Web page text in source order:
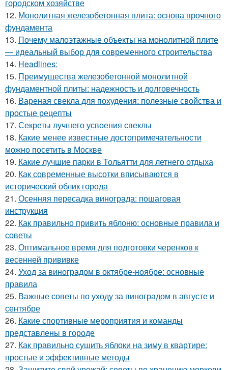
городском хозяйстве
12. Монолитная железобетонная плита: основа прочного
фундамента
13. Почему малоэтажные объекты на монолитной плите
— идеальный выбор для современного строительства
14. Headlines:
15. Преимущества железобетонной монолитной
фундаментной плиты: надежность и долговечность
16. Вареная свекла для похудения: полезные свойства и
простые рецепты
17. Секреты лучшего усвоения свеклы
18. Какие менее известные достопримечательности
можно посетить в Москве
19. Какие лучшие парки в Тольятти для летнего отдыха
20. Как современные высотки вписываются в
исторический облик города
21. Осенняя пересадка винограда: пошаговая
инструкция
22. Как правильно привить яблоню: основные правила и
советы
23. Оптимальное время для подготовки черенков к
весенней прививке
24. Уход за виноградом в октябре-ноябре: основные
правила
25. Важные советы по уходу за виноградом в августе и
сентябре
26. Какие спортивные мероприятия и команды
представлены в городе
27. Как правильно сушить яблоки на зиму в квартире:
простые и эффективные методы